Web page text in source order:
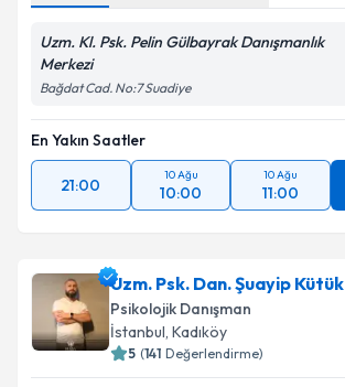
Uzm. Kl. Psk. Pelin Gülbayrak Danışmanlık
Merkezi
Bağdat Cad. No:7 Suadiye
En Yakın Saatler
21:00
10 Ağu
10:00
10 Ağu
11:00
Uzm. Psk. Dan. Şuayip Kütük
Psikolojik Danışman
İstanbul, Kadıköy
5 (141 Değerlendirme)